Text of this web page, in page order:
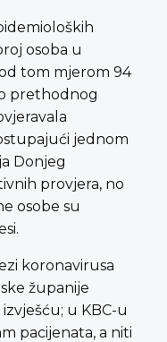
osoba u
tom mjerom 94
prethodnog
jednom
Donjeg
provjera, no
osobe su
koronavirusa
županije
u KBC-u
pacijenata, a niti